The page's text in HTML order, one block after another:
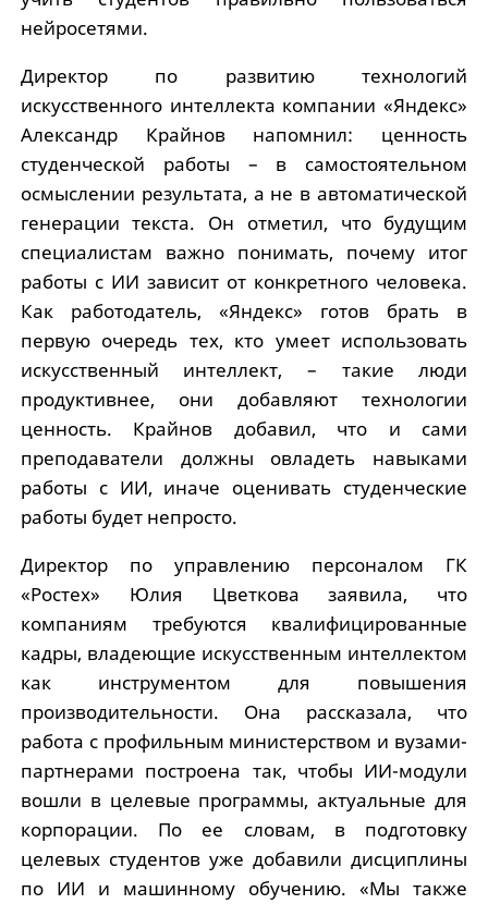
нейросетями.
Директор по развитию технологий
искусственного интеллекта компании «Яндекс»
Александр Крайнов напомнил: ценность
студенческой работы – в самостоятельном
осмыслении результата, а не в автоматической
генерации текста. Он отметил, что будущим
специалистам важно понимать, почему итог
работы с ИИ зависит от конкретного человека.
Как работодатель, «Яндекс» готов брать в
первую очередь тех, кто умеет использовать
искусственный интеллект, – такие люди
продуктивнее, они добавляют технологии
ценность. Крайнов добавил, что и сами
преподаватели должны овладеть навыками
работы с ИИ, иначе оценивать студенческие
работы будет непросто.
Директор по управлению персоналом ГК
«Ростех» Юлия Цветкова заявила, что
компаниям требуются квалифицированные
кадры, владеющие искусственным интеллектом
как инструментом для повышения
производительности. Она рассказала, что
работа с профильным министерством и вузами-
партнерами построена так, чтобы ИИ-модули
вошли в целевые программы, актуальные для
корпорации. По ее словам, в подготовку
целевых студентов уже добавили дисциплины
по ИИ и машинному обучению. «Мы также